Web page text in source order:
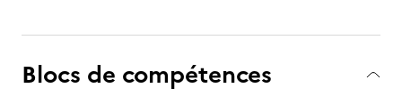
Blocs de compétences